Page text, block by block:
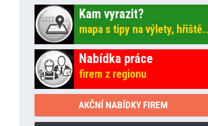
Kam vyrazit?
mapa s tipy na výlety, hřiště..
Nabídka práce
firem z regionu
AKČNÍ NABÍDKY FIREM